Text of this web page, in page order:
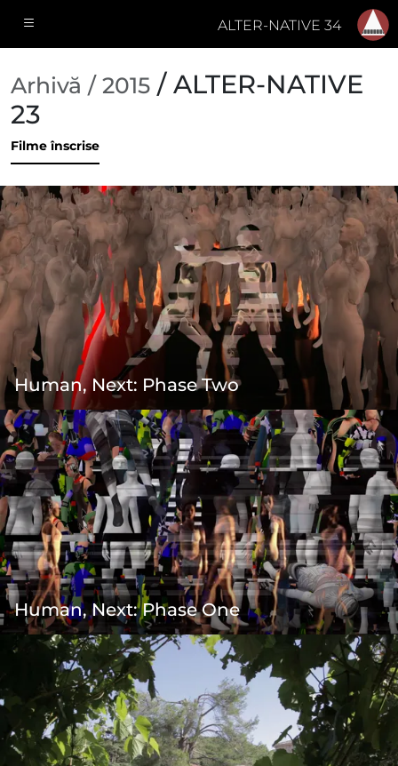
ALTER-NATIVE 34
Arhivă / 2015 / ALTER-NATIVE
23
Filme înscrise
Human, Next: Phase Two
Human, Next: Phase One